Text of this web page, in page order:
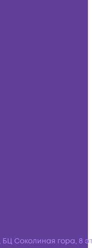
БЦ Соколиная гора, 8